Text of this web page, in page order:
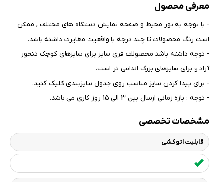
معرفی محصول
- با توجه به نور محیط و صفحه نمایش دستگاه های مختلف , ممکن
است رنگ محصولات تا چند درجه با واقعیت مغایرت داشته باشد.
- توجه داشته باشد محصولات فری سایز برای سایزهای کوچک تنخور
آزاد و برای سایزهای بزرگ اندامی تر است.
- برای پیدا کردن سایز مناسب روی جدول سایزبندی کلیک کنید.
- توجه : بازه زمانی ارسال بین 3 الی 15 روز کاری می باشد.
مشخصات تخصصی
قابلیت اتو کشی